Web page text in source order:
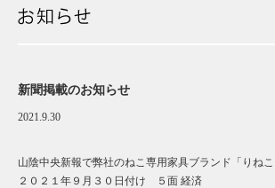
新聞掲載のお知らせ
2021.9.30
山陰中央新報で弊社のねこ専用家具ブランド「りね
２０２１年９月３０日付け ５面 経済